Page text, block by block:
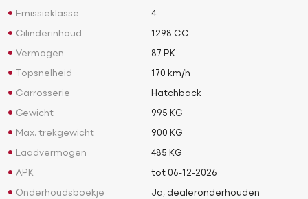
Emissieklasse 4
Cilinderinhoud 1298 CC
Vermogen 87 PK
Topsnelheid 170 km/h
Carrosserie Hatchback
Gewicht 995 KG
Max. trekgewicht 900 KG
Laadvermogen 485 KG
APK tot 06-12-2026
Onderhoudsboekje
Ja, dealeronderhouden